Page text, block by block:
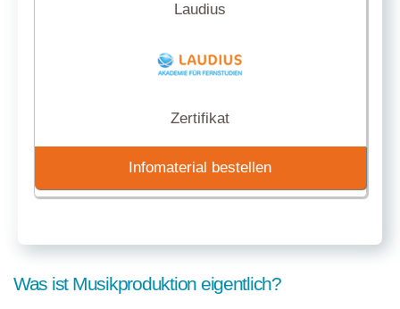
Laudius
Zertifikat
Infomaterial bestellen
Was ist Musikproduktion eigentlich?